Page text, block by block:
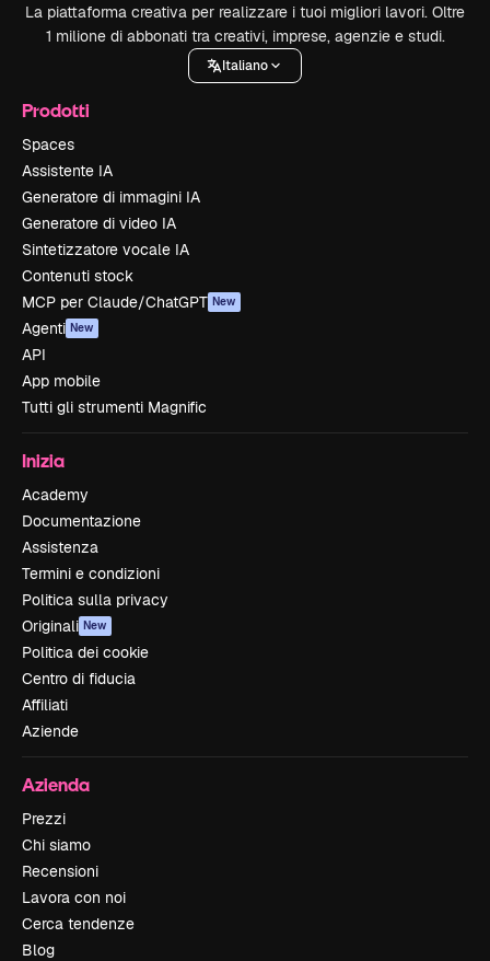
La piattaforma creativa per realizzare i tuoi migliori lavori. Oltre
1 milione di abbonati tra creativi, imprese, agenzie e studi.
Italiano
Prodotti
Spaces
Assistente IA
Generatore di immagini IA
Generatore di video IA
Sintetizzatore vocale IA
Contenuti stock
MCP per Claude/ChatGPT New
Agenti New
API
App mobile
Tutti gli strumenti Magnific
Inizia
Academy
Documentazione
Assistenza
Termini e condizioni
Politica sulla privacy
Originali New
Politica dei cookie
Centro di fiducia
Affiliati
Aziende
Azienda
Prezzi
Chi siamo
Recensioni
Lavora con noi
Cerca tendenze
Blog